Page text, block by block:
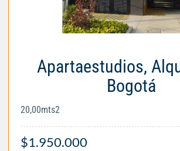
Apartaestudios,
Bogotá
20,00mts2
$1.950.000